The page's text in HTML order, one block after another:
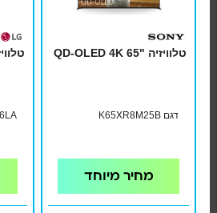
טלוויזיה "65 QD-OLED 4K
דגם K65XR8M25B
מחיר מיוחד